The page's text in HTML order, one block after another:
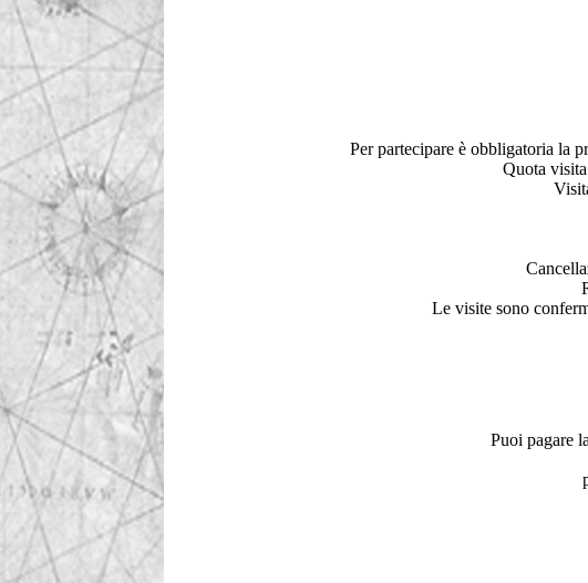
Per partecipare è obbligatoria la
Quota
Le visite sono
Puoi pagare